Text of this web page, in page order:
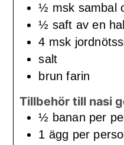
½ msk sambal
½ saft av en
4 msk
salt
brun farin
Tillbehör till nasi
½ banan per
1 ägg per